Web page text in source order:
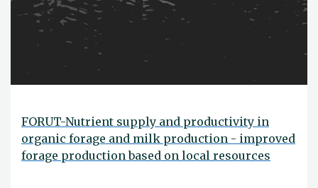
FORUT-Nutrient supply and productivity in
organic forage and milk production - improved
forage production based on local resources